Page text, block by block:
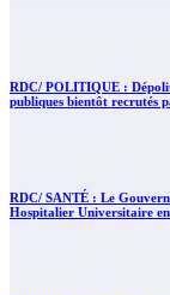
RDC/ POLITIQUE :
publiques bientôt recrutés
RDC/ SANTÉ : Le
Hospitalier Universitaire